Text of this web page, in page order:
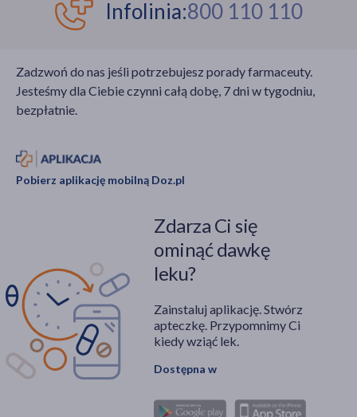
Infolinia:800 110 110
Zadzwoń do nas jeśli potrzebujesz porady farmaceuty.
Jesteśmy dla Ciebie czynni całą dobę, 7 dni w tygodniu,
bezpłatnie.
Pobierz aplikację mobilną Doz.pl
Zdarza Ci się
ominąć dawkę
leku?
Zainstaluj aplikację. Stwórz
apteczkę. Przypomnimy Ci
kiedy wziąć lek.
Dostępna w